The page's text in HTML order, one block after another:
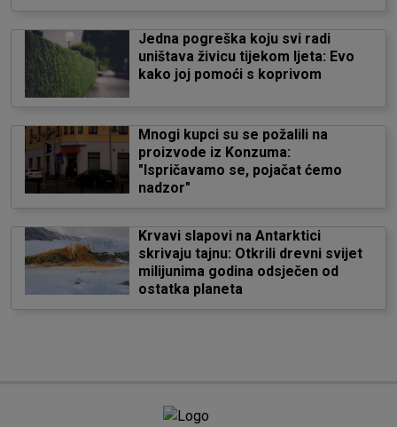
Jedna pogreška koju svi radi
uništava živicu tijekom ljeta: Evo
kako joj pomoći s koprivom
Mnogi kupci su se požalili na
proizvode iz Konzuma:
"Ispričavamo se, pojačat ćemo
nadzor"
Krvavi slapovi na Antarktici
skrivaju tajnu: Otkrili drevni svijet
milijunima godina odsječen od
ostatka planeta